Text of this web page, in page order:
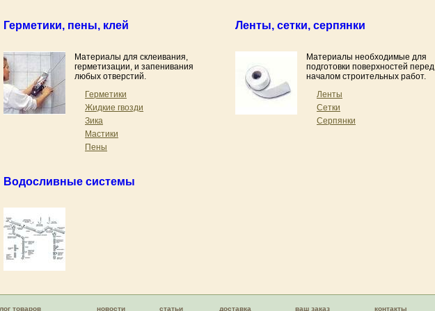
Герметики, пены, клей
Материалы для склеивания,
герметизации, и запенивания
любых отверстий.
Герметики
Жидкие гвозди
Зика
Мастики
Пены
Ленты, сетки, серпянки
Материалы необходимые для
подготовки поверхностей перед
началом строительных работ.
Ленты
Сетки
Серпянки
Водосливные системы
товаров новости статьи доставка ваш заказ контакты